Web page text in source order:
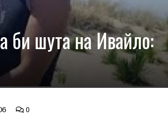
би шута на Ивайло:
0